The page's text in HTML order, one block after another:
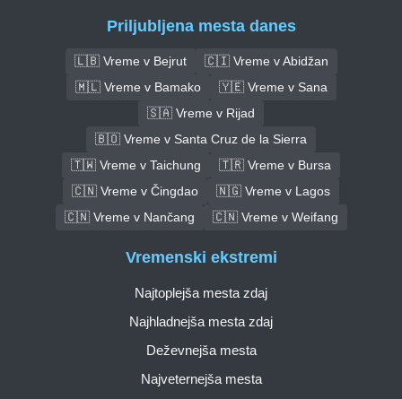
Priljubljena mesta danes
🇱🇧 Vreme v Bejrut
🇨🇮 Vreme v Abidžan
🇲🇱 Vreme v Bamako
🇾🇪 Vreme v Sana
🇸🇦 Vreme v Rijad
🇧🇴 Vreme v Santa Cruz de la Sierra
🇹🇼 Vreme v Taichung
🇹🇷 Vreme v Bursa
🇨🇳 Vreme v Čingdao
🇳🇬 Vreme v Lagos
🇨🇳 Vreme v Nančang
🇨🇳 Vreme v Weifang
Vremenski ekstremi
Najtoplejša mesta zdaj
Najhladnejša mesta zdaj
Deževnejša mesta
Najveternejša mesta